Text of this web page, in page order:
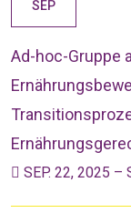
SEP
Ad-hoc-Gruppe
SEP. 22, 2025 –